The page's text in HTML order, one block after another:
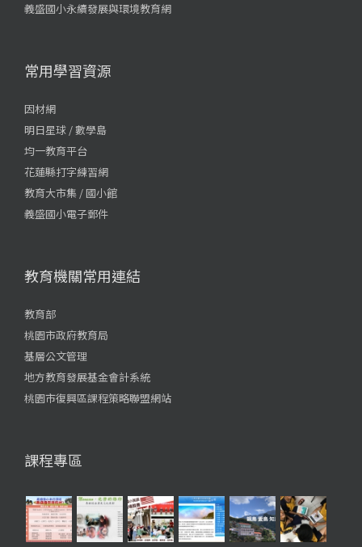
義盛國小永續發展與環境教育網
常用學習資源
因材網
明日星球 / 數學島
均一教育平台
花蓮縣打字練習網
教育大市集 / 國小館
義盛國小電子郵件
教育機關常用連結
教育部
桃園市政府教育局
基層公文管理
地方教育發展基金會計系統
桃園市復興區課程策略聯盟網站
課程專區